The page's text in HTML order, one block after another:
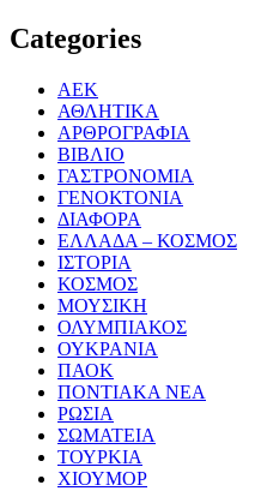
Categories
ΑΕΚ
ΑΘΛΗΤΙΚΑ
ΑΡΘΡΟΓΡΑΦΙΑ
ΒΙΒΛΙΟ
ΓΑΣΤΡΟΝΟΜΙΑ
ΓΕΝΟΚΤΟΝΙΑ
ΔΙΑΦΟΡΑ
ΕΛΛΑΔΑ – ΚΟΣΜΟΣ
ΙΣΤΟΡΙΑ
ΚΟΣΜΟΣ
ΜΟΥΣΙΚΗ
ΟΛΥΜΠΙΑΚΟΣ
ΟΥΚΡΑΝΙΑ
ΠΑΟΚ
ΠΟΝΤΙΑΚΑ ΝΕΑ
ΡΩΣΙΑ
ΣΩΜΑΤΕΙΑ
ΤΟΥΡΚΙΑ
ΧΙΟΥΜΟΡ